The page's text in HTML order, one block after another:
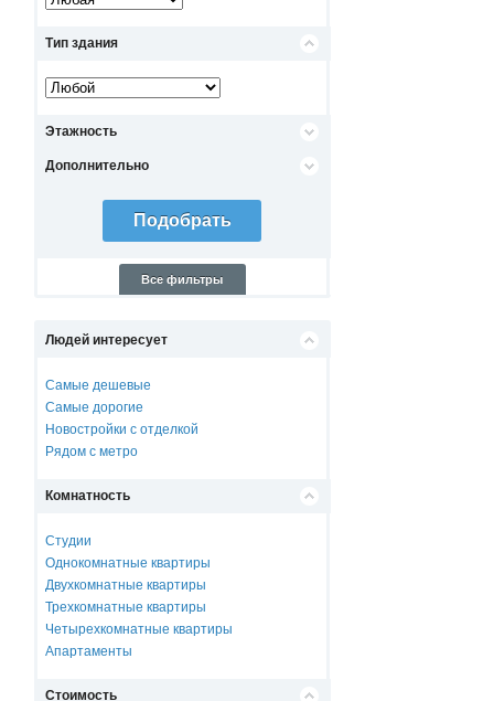
Тип здания
Этажность
Дополнительно
Все фильтры
Людей интересует
Самые дешевые
Самые дорогие
Новостройки с отделкой
Рядом с метро
Комнатность
Студии
Однокомнатные квартиры
Двухкомнатные квартиры
Трехкомнатные квартиры
Четырехкомнатные квартиры
Апартаменты
Стоимость